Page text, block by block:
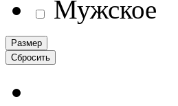
Мужское
Размер
Сбросить